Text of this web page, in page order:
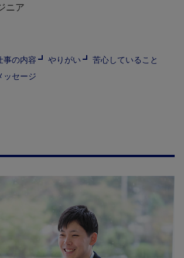
ニア
事の内容 やりがい
苦心していること
ッセージ